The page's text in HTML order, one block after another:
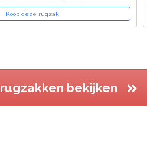
Koop deze rugzak
bekijken